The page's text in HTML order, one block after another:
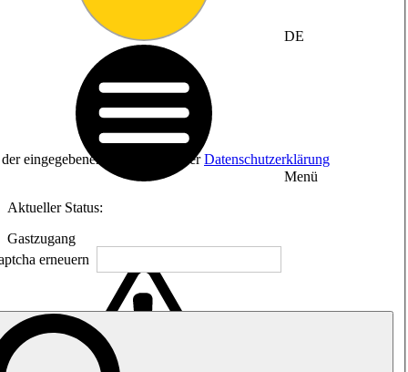
DE
Menü
Aktueller Status:
Gastzugang
eingegebenen Daten sowie derDatenschutzerklärung